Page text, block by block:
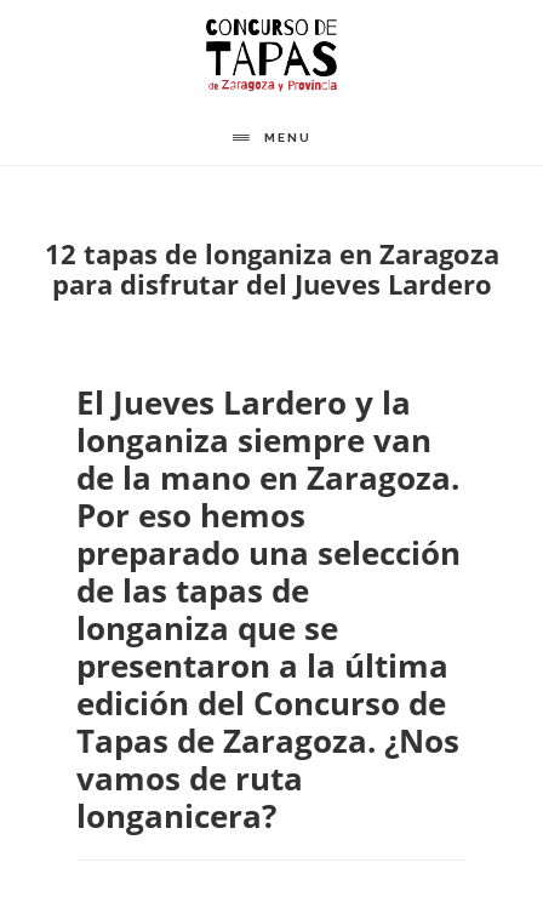
MENU
12 tapas de longaniza en Zaragoza
para disfrutar del Jueves Lardero
El Jueves Lardero y la
longaniza siempre van
de la mano en Zaragoza.
Por eso hemos
preparado una selección
de las tapas de
longaniza que se
presentaron a la última
edición del Concurso de
Tapas de Zaragoza. ¿Nos
vamos de ruta
longanicera?